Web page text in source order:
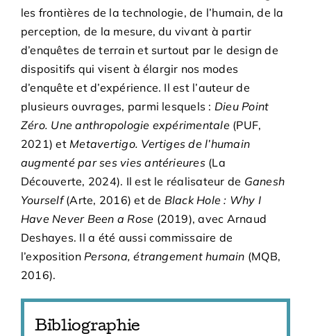
les frontières de la technologie, de l’humain, de la
perception, de la mesure, du vivant à partir
d’enquêtes de terrain et surtout par le design de
dispositifs qui visent à élargir nos modes
d’enquête et d’expérience. Il est l’auteur de
plusieurs ouvrages, parmi lesquels : Dieu Point
Zéro. Une anthropologie expérimentale (PUF,
2021) et Metavertigo. Vertiges de l’humain
augmenté par ses vies antérieures (La
Découverte, 2024). Il est le réalisateur de Ganesh
Yourself(Arte, 2016) et de Black Hole : Why I
Have Never Been a Rose (2019), avec Arnaud
Deshayes. Il a été aussi commissaire de
l’exposition Persona, étrangement humain (MQB,
2016).
Bibliographie